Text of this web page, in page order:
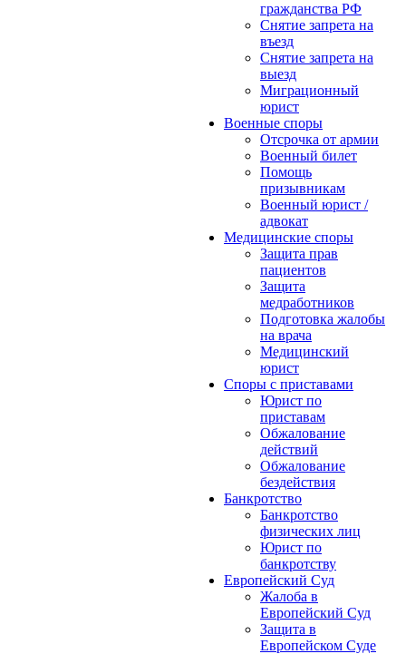
гражданства РФ
Снятие запрета на
въезд
Снятие запрета на
выезд
Миграционный
юрист
Военные споры
Отсрочка от армии
Военный билет
Помощь
призывникам
Военный юрист /
адвокат
Медицинские споры
Защита прав
пациентов
Защита
медработников
Подготовка жалобы
на врача
Медицинский
юрист
Споры с приставами
Юрист по
приставам
Обжалование
действий
Обжалование
бездействия
Банкротство
Банкротство
физических лиц
Юрист по
банкротству
Европейский Суд
Жалоба в
Европейский Суд
Защита в
Европейском Суде